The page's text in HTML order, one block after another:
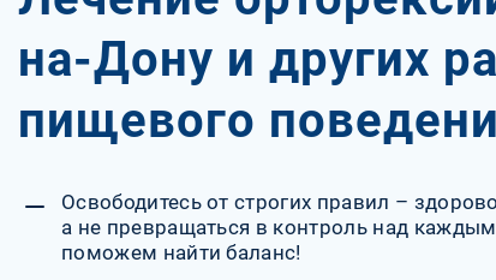
на-Дону и других
пищевого
Освободитесь от строгих правил –
а не превращаться в контроль над
поможем найти баланс!